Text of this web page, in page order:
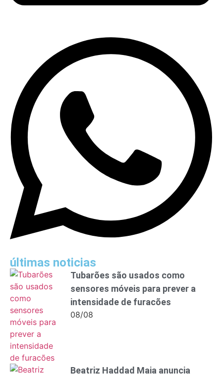
últimas noticias
Tubarões são usados como
sensores móveis para prever a
intensidade de furacões
08/08
Beatriz Haddad Maia anuncia